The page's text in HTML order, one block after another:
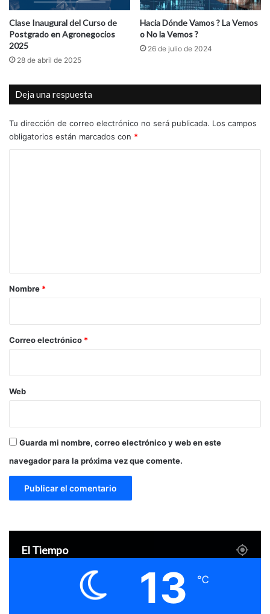
Clase Inaugural del Curso de
Postgrado en Agronegocios
2025
28 de abril de 2025
Hacia Dónde Vamos ? La Vemos
o No la Vemos ?
26 de julio de 2024
Deja una respuesta
Tu dirección de correo electrónico no será publicada. Los campos
obligatorios están marcados con *
r
*
Nombre *
Correo electrónico *
Web
Guarda mi nombre, correo electrónico y web en este
navegador para la próxima vez que comente.
El Tiempo
13 ℃